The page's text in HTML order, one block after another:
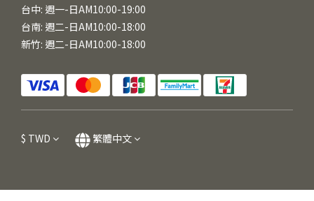
台中: 週一-日AM10:00-19:00
台南: 週二-日AM10:00-18:00
新竹: 週二-日AM10:00-18:00
$ TWD 繁體中文